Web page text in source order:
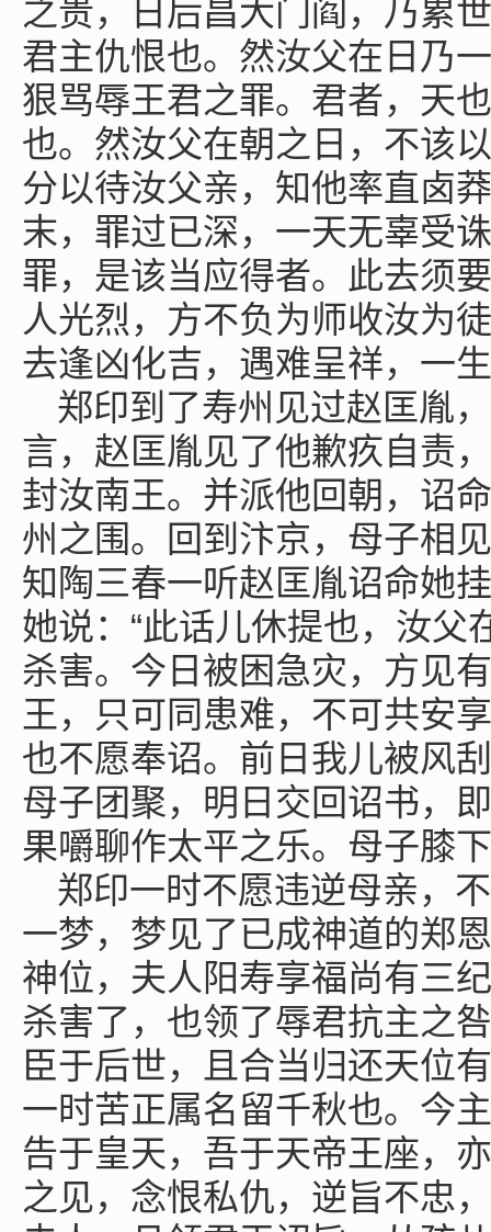
之贵，日后昌大门阎，乃累
君主仇恨也。然汝父在日乃
狠骂辱王君之罪。君者，天
也。然汝父在朝之日，不该
分以待汝父亲，知他率直卤
末，罪过已深，一天无辜受
罪，是该当应得者。此去须
人光烈，方不负为师收汝为
去逢凶化吉，遇难呈祥，一
郑印到了寿州见过赵匡胤
言，赵匡胤见了他歉疚自责
封汝南王。并派他回朝，诏
州之围。回到汴京，母子相
知陶三春一听赵匡胤诏命她
她说：“此话儿休提也，汝父
杀害。今日被困急灾，方见
王，只可同患难，不可共安
也不愿奉诏。前日我儿被风
母子团聚，明日交回诏书，
果嚼聊作太平之乐。母子膝
郑印一时不愿违逆母亲，
一梦，梦见了已成神道的郑
神位，夫人阳寿享福尚有三
杀害了，也领了辱君抗主之
臣于后世，且合当归还天位
一时苦正属名留千秋也。今
告于皇天，吾于天帝王座，
之见，念恨私仇，逆旨不忠